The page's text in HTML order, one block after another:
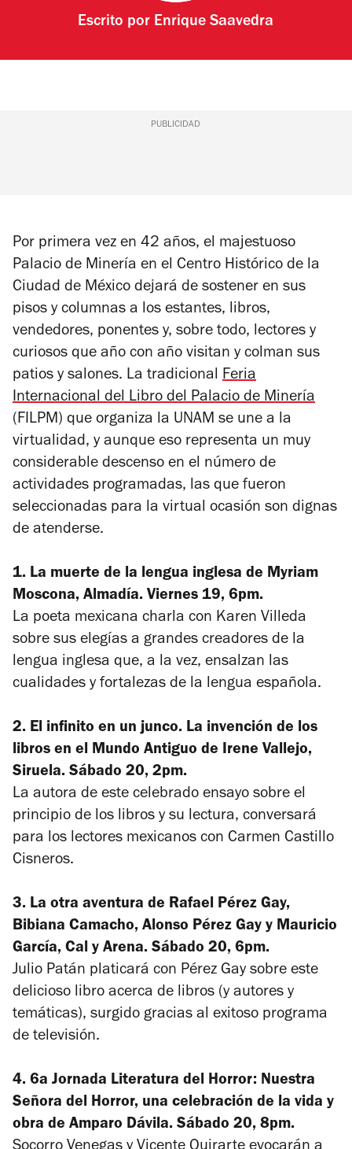
Escrito por Enrique Saavedra
PUBLICIDAD
Por primera vez en 42 años, el majestuoso
Palacio de Minería en el Centro Histórico de la
Ciudad de México dejará de sostener en sus
pisos y columnas a los estantes, libros,
vendedores, ponentes y, sobre todo, lectores y
curiosos que año con año visitan y colman sus
patios y salones. La tradicional Feria
Internacional del Libro del Palacio de Minería
(FILPM) que organiza la UNAM se une a la
virtualidad, y aunque eso representa un muy
considerable descenso en el número de
actividades programadas, las que fueron
seleccionadas para la virtual ocasión son dignas
de atenderse.
1. La muerte de la lengua inglesa de Myriam
Moscona, Almadía. Viernes 19, 6pm.
La poeta mexicana charla con Karen Villeda
sobre sus elegías a grandes creadores de la
lengua inglesa que, a la vez, ensalzan las
cualidades y fortalezas de la lengua española.
2. El infinito en un junco. La invención de los
libros en el Mundo Antiguo de Irene Vallejo,
Siruela. Sábado 20, 2pm.
La autora de este celebrado ensayo sobre el
principio de los libros y su lectura, conversará
para los lectores mexicanos con Carmen Castillo
Cisneros.
3. La otra aventura de Rafael Pérez Gay,
Bibiana Camacho, Alonso Pérez Gay y Mauricio
García, Cal y Arena. Sábado 20, 6pm.
Julio Patán platicará con Pérez Gay sobre este
delicioso libro acerca de libros (y autores y
temáticas), surgido gracias al exitoso programa
de televisión.
4. 6a Jornada Literatura del Horror: Nuestra
Señora del Horror, una celebración de la vida y
obra de Amparo Dávila. Sábado 20, 8pm.